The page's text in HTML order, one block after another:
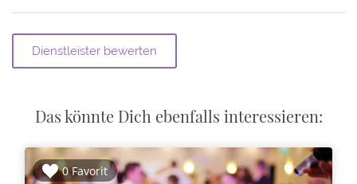
Das könnte Dich ebenfalls interessieren:
0 Favorit